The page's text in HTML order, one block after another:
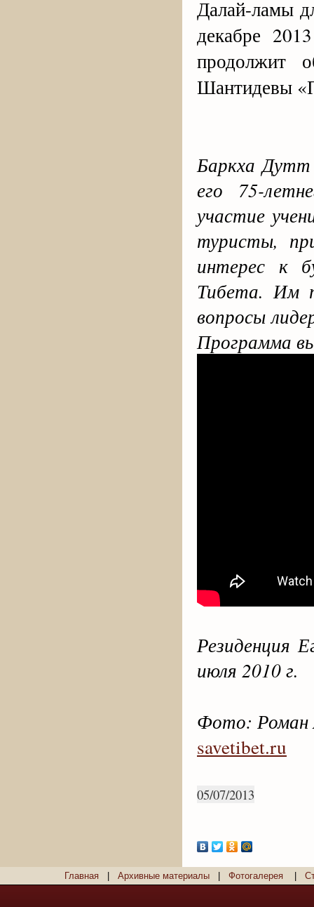
Далай-ламы
декабре
продолжит
Шантидевы
Баркха Дутт
его 75-
участие
туристы,
интерес к
Тибета. Им
вопросы
Программа
Резиденция
июля 2010 г.
Фото: Роман
savetibet.ru
05/07/2013
Главная Архивные материалы Фотогалерея